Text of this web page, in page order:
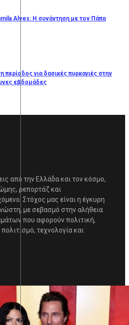
Alves: Η συνάντηση με τον Πάπα
περίοδος για δασικές πυρκαγιές στην
εβδομάδες
από την Ελλάδα και τον κόσμο,
ρεπορτάζ και
Στόχος μας είναι η έγκυρη
με σεβασμό στην αλήθεια
που αφορούν πολιτική,
τεχνολογία και